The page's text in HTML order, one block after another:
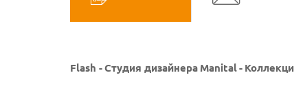
Flash -Студия дизайнера Manital-